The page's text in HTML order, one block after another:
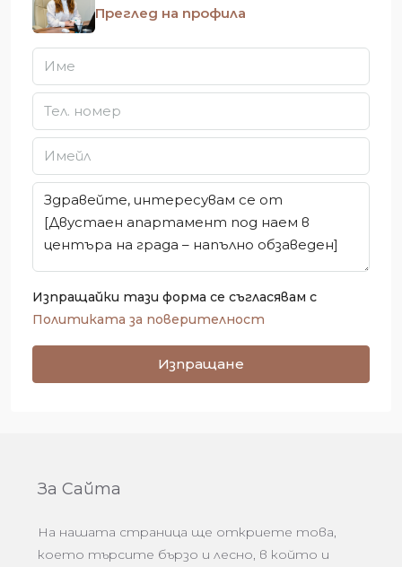
Преглед на профила
Изпращайки тази форма се съгласявам с
Политиката за поверителност
Изпращане
За Сайта
На нашата страница ще откриете това,
което търсите бързо и лесно, в който и